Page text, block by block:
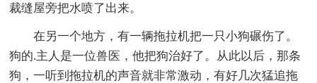
裁缝屋旁把水喷了出来。
在另一个地方，有一辆拖拉机把一只小狗碾伤了。
狗的.主人是一位兽医，他把狗治好了。从此以后，那条
狗，一听到拖拉机的声音就非常激动，有好几次猛追拖